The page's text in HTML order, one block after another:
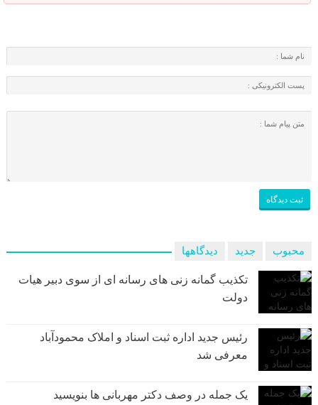
محبوب جدید دیدگاهها
تکذیب گمانه زنی های رسانه ای از سوی دبیر هیات
دولت
رئیس جدید اداره ثبت اسناد و املاک محمودآباد
معرفی شد
یک جمله در وصف دکتر مهربانی ها بنویسید